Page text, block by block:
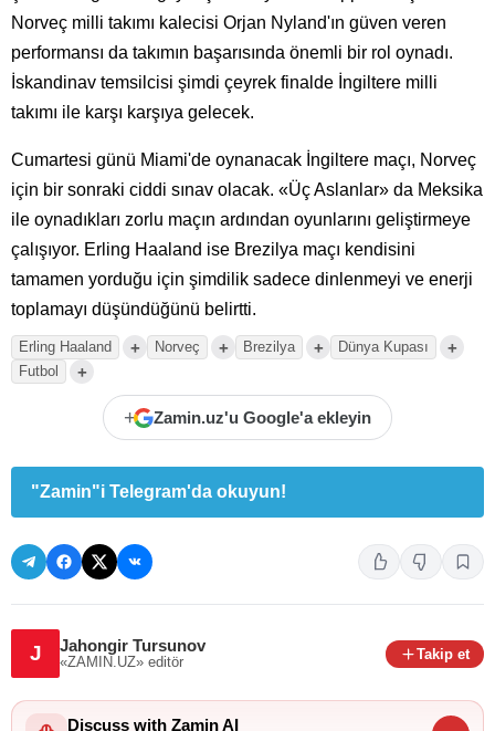
Norveç milli takımı kalecisi Orjan Nyland'ın güven veren
performansı da takımın başarısında önemli bir rol oynadı.
İskandinav temsilcisi şimdi çeyrek finalde İngiltere milli
takımı ile karşı karşıya gelecek.
Cumartesi günü Miami'de oynanacak İngiltere maçı, Norveç
için bir sonraki ciddi sınav olacak. «Üç Aslanlar» da Meksika
ile oynadıkları zorlu maçın ardından oyunlarını geliştirmeye
çalışıyor. Erling Haaland ise Brezilya maçı kendisini
tamamen yorduğu için şimdilik sadece dinlenmeyi ve enerji
toplamayı düşündüğünü belirtti.
Erling Haaland + Norveç + Brezilya + Dünya Kupası +
Futbol +
+ Zamin.uz'u Google'a ekleyin
"Zamin"i Telegram'da okuyun!
J Jahongir Tursunov
«ZAMIN.UZ» editör
Takip et
Discuss with Zamin AI